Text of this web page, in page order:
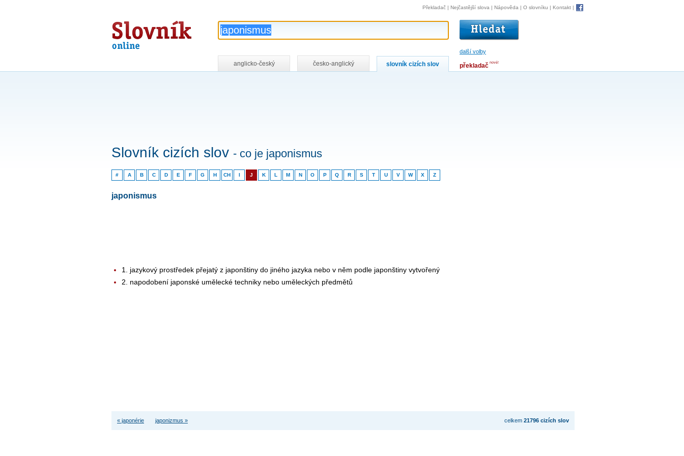
Slovník
online
další volby
Překladač | Nejčastější slova | Nápověda | O slovníku | Kontakt |
anglicko-český česko-anglický slovník cizích slov překladač nové!
Slovník cizích slov - co je japonismus
# A B C D E F G H CH I J K L M N O P Q R S T U V W X Z
japonismus
1. jazykový prostředek přejatý z japonštiny do jiného jazyka nebo v něm podle japonštiny vytvořený
2. napodobení japonské umělecké techniky nebo uměleckých předmětů
celkem 21796 cizích slov
« japonérie japonizmus »